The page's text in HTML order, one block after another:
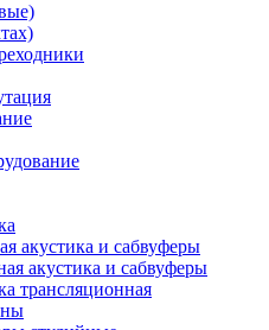
акустика и сабвуферы
акустика и сабвуферы
трансляционная